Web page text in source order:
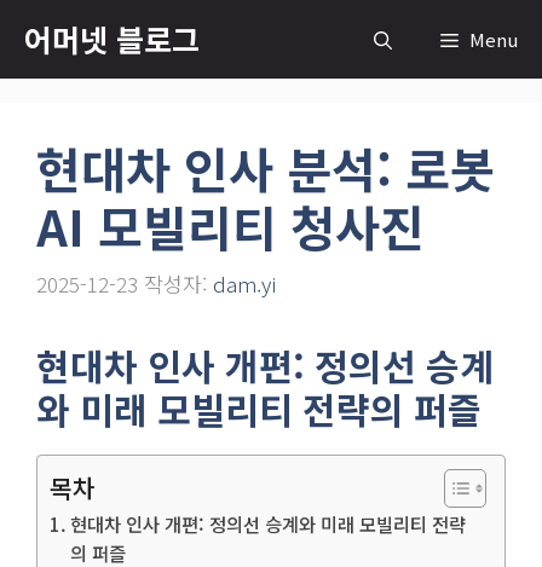
츠
어머넷 블로그 Menu
현대차 인사 분석: 로봇
AI 모빌리티 청사진
2025-12-23 작성자: dam.yi
현대차 인사 개편: 정의선 승계
와 미래 모빌리티 전략의 퍼즐
목차
현대차 인사 개편: 정의선 승계와 미래 모빌리티 전략
의 퍼즐